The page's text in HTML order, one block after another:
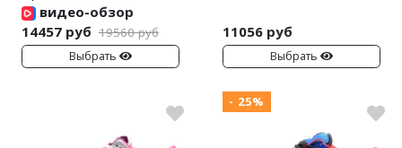
видео-обзор
14457 руб 19560 руб
Выбрать
11056 руб
Выбрать
- 25%